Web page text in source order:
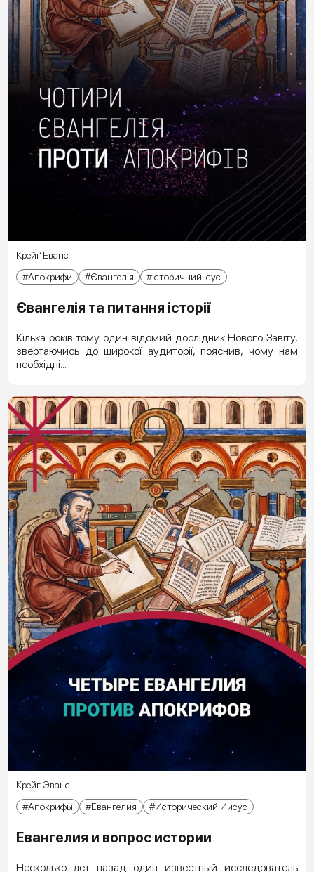
Крейґ Еванс
Апокрифи
Євангелія Історичний Ісус
Євангелія та питання історії
Кілька років тому один відомий дослідник Нового Завіту,
звертаючись до широкої аудиторії, пояснив, чому нам
необхідні...
Крейг Эванс
Апокрифы
Евангелия Исторический Иисус
Евангелия и вопрос истории
Несколько лет назад один известный исследователь